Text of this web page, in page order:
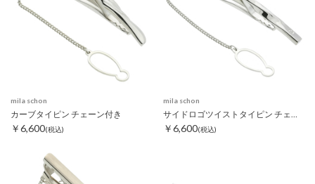
mila schon
カーブタイピン チェーン付き
￥6,600(税込)
mila schon
サイドロゴツイストタイピン チェーン付き
￥6,600(税込)